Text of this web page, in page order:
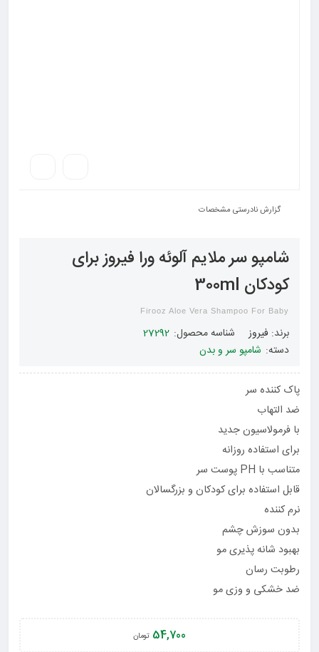
گزارش نادرستی مشخصات
شامپو سر ملایم آلوئه ورا فیروز برای
کودکان 300ml
Firooz Aloe Vera Shampoo For Baby
برند: فیروز شناسه محصول: 27292
دسته: شامپو سر و بدن
پاک کننده سر
ضد التهاب
با فرمولاسیون جدید
برای استفاده روزانه
متناسب با PH پوست سر
قابل استفاده برای کودکان و بزرگسالان
نرم کننده
بدون سوزش چشم
بهبود شانه پذیری مو
رطوبت رسان
ضد خشکی و وزی مو
54,700 تومان